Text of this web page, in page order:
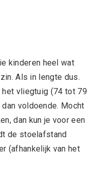
kinderen heel wat
Als in lengte dus.
vliegtuig (74 tot 79
voldoende. Mocht
dan kun je voor een
de stoelafstand
(afhankelijk van het